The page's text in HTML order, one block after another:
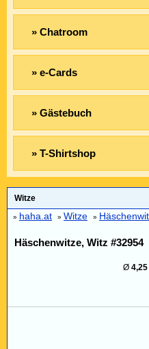
» Chatroom
» e-Cards
» Gästebuch
» T-Shirtshop
Witze
» haha.at » Witze »
Häschenwitze, Witz #32954
Ø 4,25